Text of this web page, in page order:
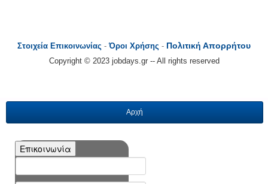
Στοιχεία Επικοινωνίας -Όροι Χρήσης - Πολιτική Απορρήτου
Copyright © 2023 jobdays.gr -- All rights reserved
Αρχή